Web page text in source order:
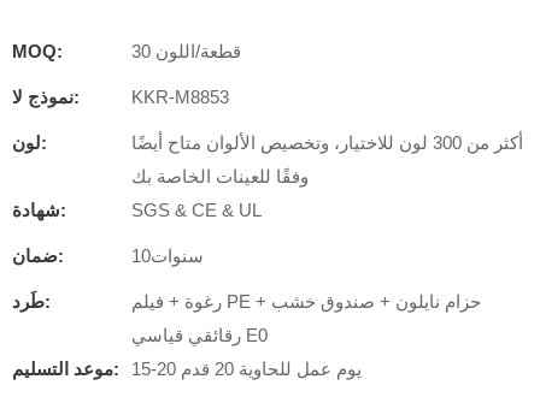
MOQ: 30 قطعة/اللون
نموذج لا: KKR-M8853
لون:
أكثر من 300 لون للاختيار، وتخصيص الألوان متاح أيضًا
وفقًا للعينات الخاصة بك
شهادة:
SGS & CE & UL
ضمان: سنوات10
طَرد:
رغوة + فيلم PE + حزام نايلون + صندوق خشب
رقائقي قياسي E0
موعد التسليم:
15-20 يوم عمل للحاوية 20 قدم